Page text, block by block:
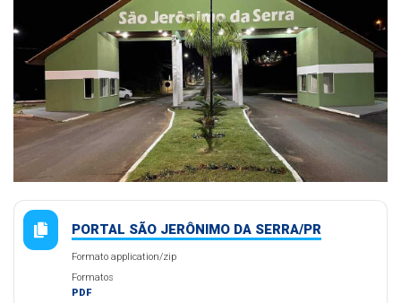
PORTAL SÃO JERÔNIMO DA SERRA/PR
Formato application/zip
Formatos
PDF